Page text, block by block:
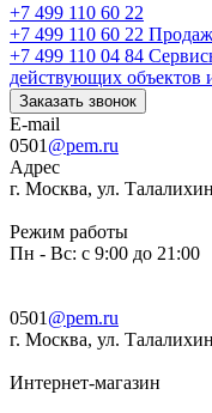
+7 499 110 60 22
+7 499 110 60 22
+7 499 110 04 84
действующих объектов
Заказать звонок
E-mail
0501 @pem.ru
Адрес
г. Москва, ул.
Режим работы
Пн - Вс: с 9:00 до 21:00
0501 @pem.ru
г. Москва, ул.
Интернет-магазин